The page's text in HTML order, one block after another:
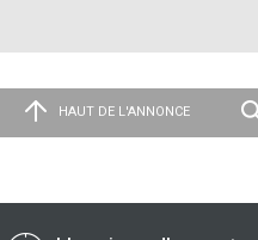
HAUT DE L'ANNONCE